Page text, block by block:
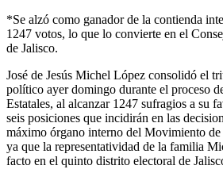
*Se alzó como ganador de la contienda
1247 votos, lo que lo convierte en el
de Jalisco.
José de Jesús Michel López consolidó el
político ayer domingo durante el proceso
Estatales, al alcanzar 1247 sufragios a su
seis posiciones que incidirán en las
máximo órgano interno del Movimiento
ya que la representatividad de la familia
facto en el quinto distrito electoral de